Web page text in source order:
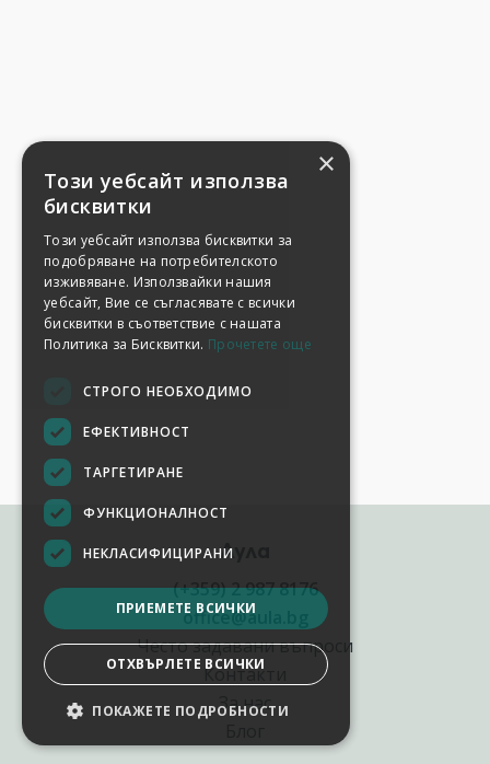
Аула
(+359) 2 987 8176
office@aula.bg
Често задавани въпроси
Контакти
За нас
×
Този уебсайт използва
бисквитки
Този уебсайт използва бисквитки за
подобряване на потребителското
изживяване. Използвайки нашия
уебсайт, Вие се съгласявате с всички
бисквитки в съответствие с нашата
Политика за Бисквитки. Прочетете още
СТРОГО НЕОБХОДИМО
ЕФЕКТИВНОСТ
ТАРГЕТИРАНЕ
ФУНКЦИОНАЛНОСТ
НЕКЛАСИФИЦИРАНИ
ПРИЕМЕТЕ ВСИЧКИ
ОТХВЪРЛЕТЕ ВСИЧКИ
ПОКАЖЕТЕ ПОДРОБНОСТИ